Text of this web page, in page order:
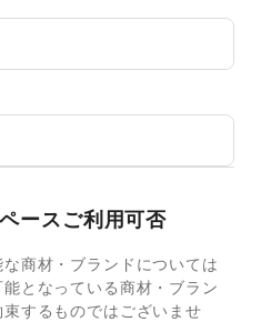
ースご利用可否
商材・ブランドについては
となっている商材・ブラン
するものではございませ